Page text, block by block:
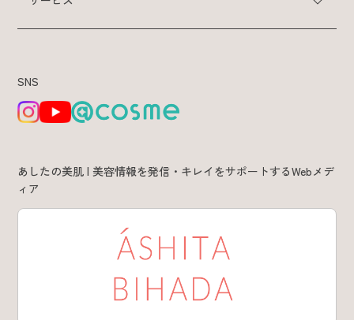
スカルプケアシリーズ
クレイスパ
クレイスパ 薬用スカルプシャンプー
クレイスパ 薬用リペアトリートメント
ボリュームケア
SNS
あしたの美肌 | 美容情報を発信・キレイをサポートするWebメデ
ィア